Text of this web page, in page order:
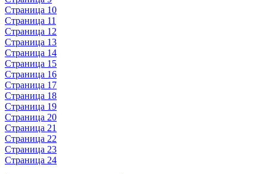
Страница 10
Страница 11
Страница 12
Страница 13
Страница 14
Страница 15
Страница 16
Страница 17
Страница 18
Страница 19
Страница 20
Страница 21
Страница 22
Страница 23
Страница 24